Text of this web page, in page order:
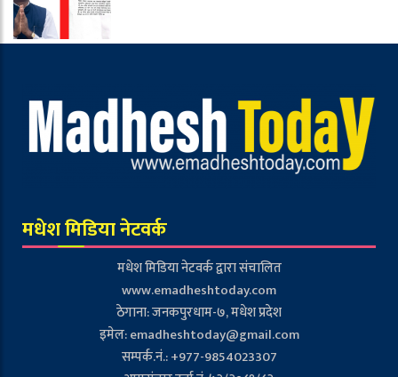
मधेश मिडिया नेटवर्क
मधेश मिडिया नेटवर्क द्वारा संचालित
www.emadheshtoday.com
ठेगाना: जनकपुरधाम-७, मधेश प्रदेश
इमेल:emadheshtoday@gmail.com
सम्पर्क.नं.: +977-9854023307